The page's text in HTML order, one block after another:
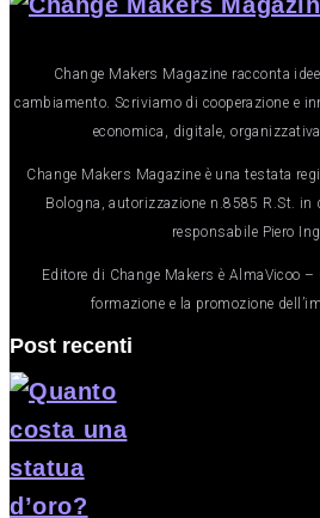
Change Makers Magazine racconta
cambiamento. Scriviamo di cooperazione e
economica, digitale,
Change Makers Magazine è una testata
Bologna, autorizzazione n.8585 R.St.
responsabile Piero
Editore di Change Makers è AlmaVicoo
formazione e la promozione
Post recenti